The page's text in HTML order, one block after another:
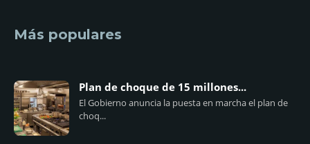
Más populares
Plan de choque de 15 millones...
El Gobierno anuncia la puesta en marcha el plan de
choq...